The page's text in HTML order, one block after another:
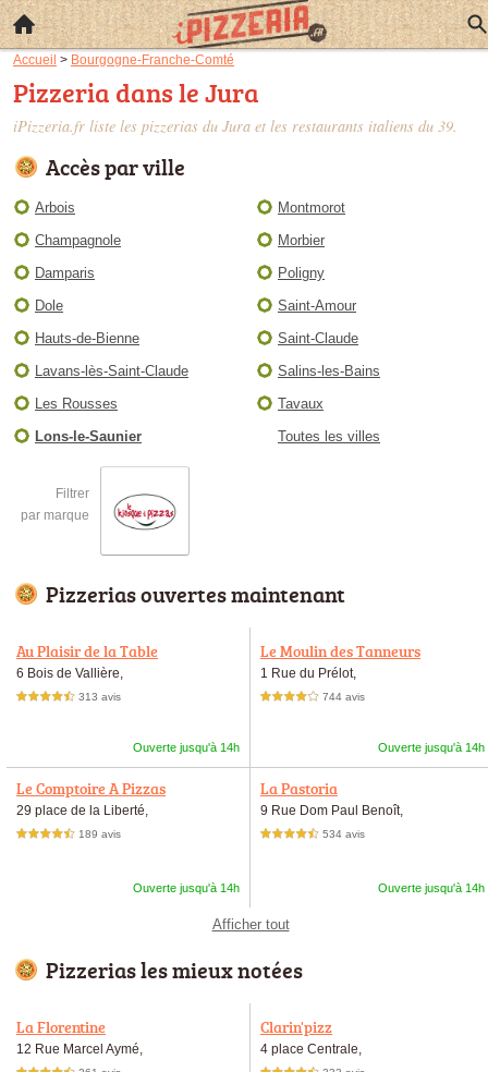
Accueil > Bourgogne-Franche-Comté
Pizzeria dans le Jura
iPizzeria.fr liste les pizzerias du Jura et les restaurants italiens du 39.
Accès par ville
Arbois
Champagnole
Damparis
Dole
Hauts-de-Bienne
Lavans-lès-Saint-Claude
Les Rousses
Lons-le-Saunier
Montmorot
Morbier
Poligny
Saint-Amour
Saint-Claude
Salins-les-Bains
Tavaux
Toutes les villes
Filtrer
par marque
Pizzerias ouvertes maintenant
Au Plaisir de la Table
6 Bois de Vallière,
4,5 étoiles sur 5 313 avis
Ouverte jusqu'à 14h
Le Moulin des Tanneurs
1 Rue du Prélot,
4,0 étoiles sur 5 744 avis
Ouverte jusqu'à 14h
Le Comptoire A Pizzas
29 place de la Liberté,
4,5 étoiles sur 5 189 avis
Ouverte jusqu'à 14h
La Pastoria
9 Rue Dom Paul Benoît,
4,5 étoiles sur 5 534 avis
Ouverte jusqu'à 14h
Afficher tout
Pizzerias les mieux notées
La Florentine
12 Rue Marcel Aymé,
Clarin'pizz
4 place Centrale,